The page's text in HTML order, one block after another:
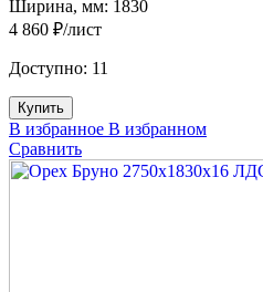
Ширина, мм: 1830
4 860 ₽/лист
Доступно: 11
Купить
В избранное В избранном
Сравнить